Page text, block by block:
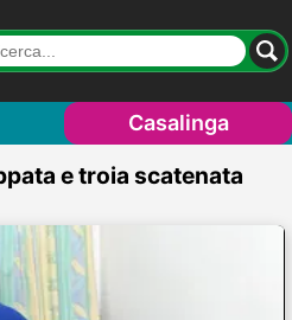
Casalinga
e troia scatenata